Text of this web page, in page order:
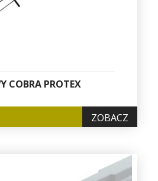
COBRA PROTEX
ZOBACZ